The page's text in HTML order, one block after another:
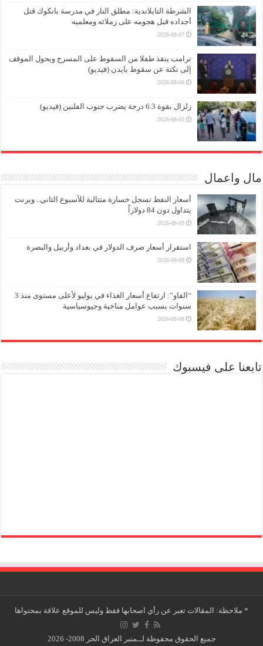
الشرطة التايلاندية: مطلق النار في مدرسة بانكوك قتل
أجداده قبل هجومه على زملائه ومعلميه
2026-08-07
ترامب ينقذ طفلا من السقوط على المسرح ويحول الموقف
إلى نكتة عن سقوط بايدن (فيديو)
2026-08-06
زلزال بقوة 6.3 درجة يضرب جنوب الفلبين (فيديو)
2026-08-05
مال واعمال
أسعار النفط تسجل خسارة متتالية للأسبوع الثاني.. وبرنت
يتداول دون 84 دولاراً
2026-08-09
استقرار أسعار صرف الدولار في بغداد وأربيل والبصرة
2026-08-08
“الفاو”: ارتفاع أسعار الغذاء في يوليو لأعلى مستوى منذ 3
سنوات بسبب عوامل مناخية وجيوسياسية
2026-08-08
تابعنا على فيسبوك
* ملاحظة: المقالات تعبر عن رأي اصحابها فقط وليس للموقع علاقة بمحتواها
جميع الحقوق محفوظة لــمنبر العراق الحر 2008- 2026